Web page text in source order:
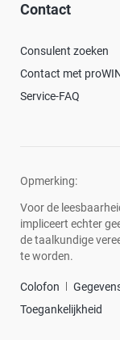
Contact
Consulent zoeken
Contact met
Service-FAQ
Opmerking:
Voor de
impliceert echter
de taalkundige
te worden.
Colofon
Toegankelijkheid